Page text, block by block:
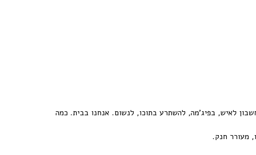
לאיש, בפיג'מה, להשתרע בתוכו, לנשום. אנחנו בבית. כמה
מעורר חנק.